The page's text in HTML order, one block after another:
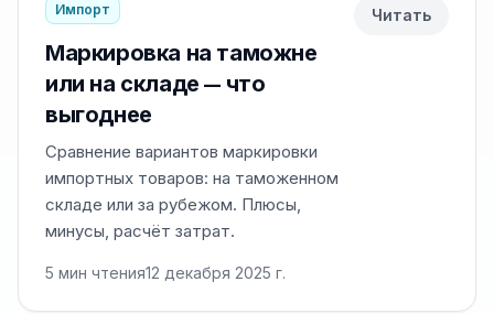
Импорт
Маркировка на таможне
или на складе — что
выгоднее
Сравнение вариантов маркировки
импортных товаров: на таможенном
складе или за рубежом. Плюсы,
минусы, расчёт затрат.
5 мин чтения12 декабря 2025 г.
Читать